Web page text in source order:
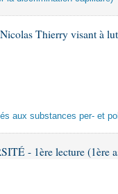
Thierry visant à
aux substances per- et
- 1ère lecture (1ère